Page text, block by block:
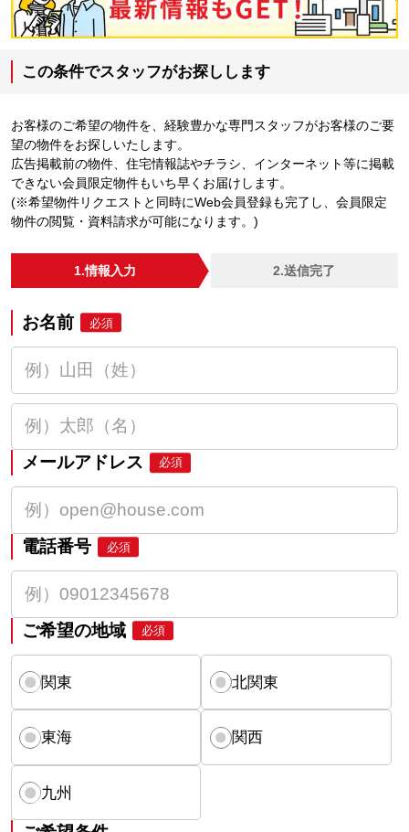
この条件でスタッフがお探しします
お客様のご希望の物件を、経験豊かな専門スタッフがお客様のご要
望の物件をお探しいたします。
広告掲載前の物件、住宅情報誌やチラシ、インターネット等に掲載
できない会員限定物件もいち早くお届けします。
(※希望物件リクエストと同時にWeb会員登録も完了し、会員限定
物件の閲覧・資料請求が可能になります。)
1.情報入力 2.送信完了
お名前 必須
メールアドレス 必須
電話番号 必須
ご希望の地域 必須
関東 北関東
東海 関西
九州